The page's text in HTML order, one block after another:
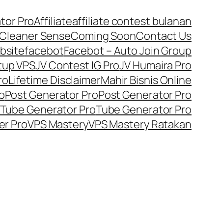
ProAffiliateaffiliate contest bulanan
SenseComing SoonContact Us
facebotFacebot – Auto Join Group
VPSJV Contest IG ProJV Humaira Pro
Lifetime DisclaimerMahir Bisnis Online
Post Generator ProPost Generator Pro
Tube Generator ProTube Generator Pro
ProVPS MasteryVPS Mastery Ratakan